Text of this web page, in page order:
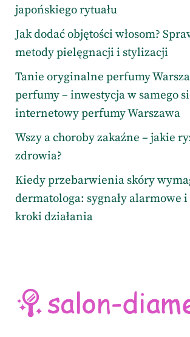
japońskiego rytuału
Jak dodać objętości włosom?
metody pielęgnacji i stylizacji
Tanie oryginalne perfumy
perfumy – inwestycja w samego
internetowy perfumy Warszawa
Wszy a choroby zakaźne – jakie
zdrowia?
Kiedy przebarwienia skóry
dermatologa: sygnały alarmowe
kroki działania